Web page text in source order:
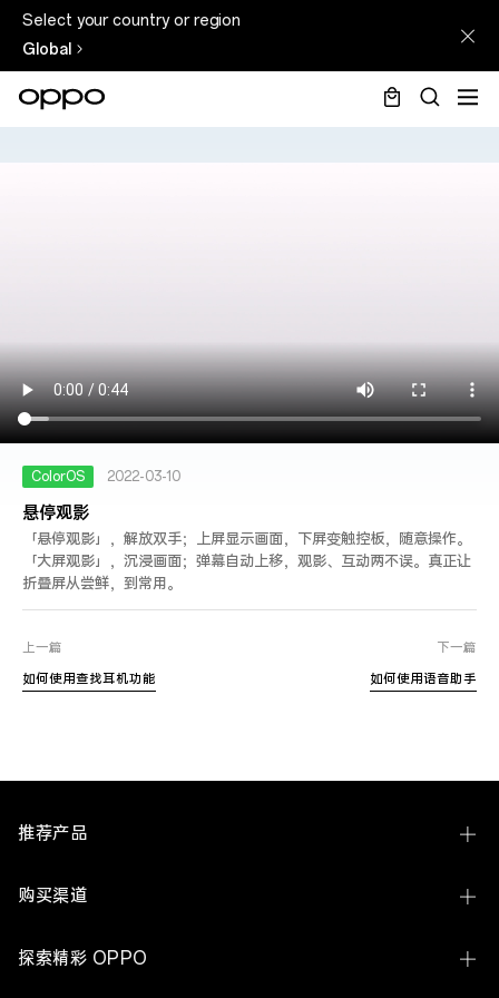
Select your country or region
Global
ColorOS 2022-03-10
悬停观影
「悬停观影」，解放双手；上屏显示画面，下屏变触控板，随意操作。
「大屏观影」，沉浸画面；弹幕自动上移，观影、互动两不误。真正让
折叠屏从尝鲜，到常用。
上一篇
如何使用查找耳机功能
下一篇
如何使用语音助手
推荐产品
Find N6
购买渠道
线下体验店
探索精彩 OPPO